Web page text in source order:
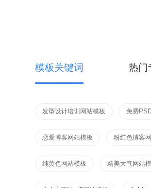
模板关键词 热门
发型设计培训网站模板 免费
恋爱博客网站模板 粉红色博客
纯黄色网站模板 精美大气网站